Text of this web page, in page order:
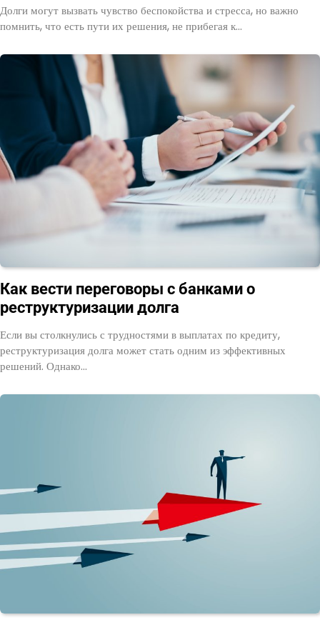
Долги могут вызвать чувство беспокойства и стресса, но важно
помнить, что есть пути их решения, не прибегая к…
Как вести переговоры с банками о
реструктуризации долга
Если вы столкнулись с трудностями в выплатах по кредиту,
реструктуризация долга может стать одним из эффективных
решений. Однако…